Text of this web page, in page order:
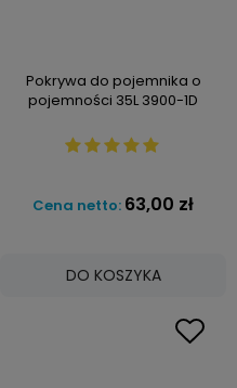
Pokrywa do pojemnika o
pojemności 35L 3900-1D
Cena netto: 63,00 zł
DO KOSZYKA